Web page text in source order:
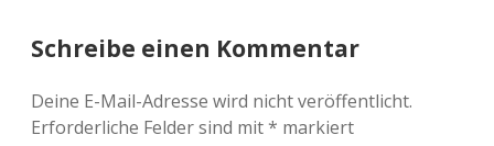
Schreibe einen Kommentar
Deine E-Mail-Adresse wird nicht veröffentlicht.
Erforderliche Felder sind mit* markiert